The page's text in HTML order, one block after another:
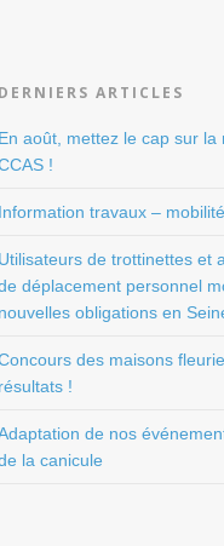
DERNIERS ARTICLES
En août, mettez le cap sur la
!
Information travaux – mobilité
Utilisateurs de trottinettes et
déplacement personnel
nouvelles obligations en
des maisons
résultats !
de nos
la canicule